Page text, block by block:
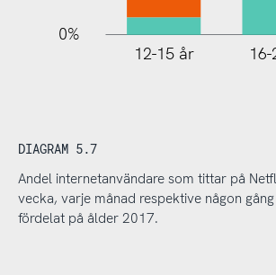
0%
12-15 år
DIAGRAM 5.7
Andel internetanvändare som tittar på
vecka, varje månad respektive någon
fördelat på ålder 2017.